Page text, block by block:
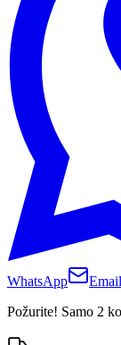
WhatsApp
Email
Požurite! Samo 2